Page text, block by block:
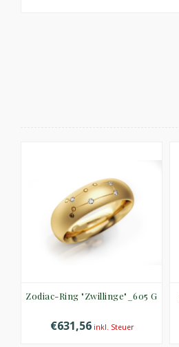
Zodiac-Ring "Zwillinge"_605 G
€631,56inkl. Steuer